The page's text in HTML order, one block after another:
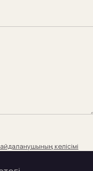
келісімі